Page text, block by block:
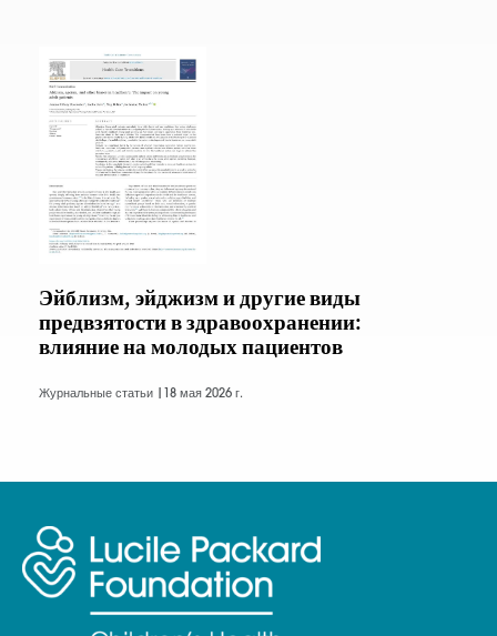
Эйблизм, эйджизм и другие виды
предвзятости в здравоохранении:
влияние на молодых пациентов
Журнальные статьи | 18 мая 2026 г.